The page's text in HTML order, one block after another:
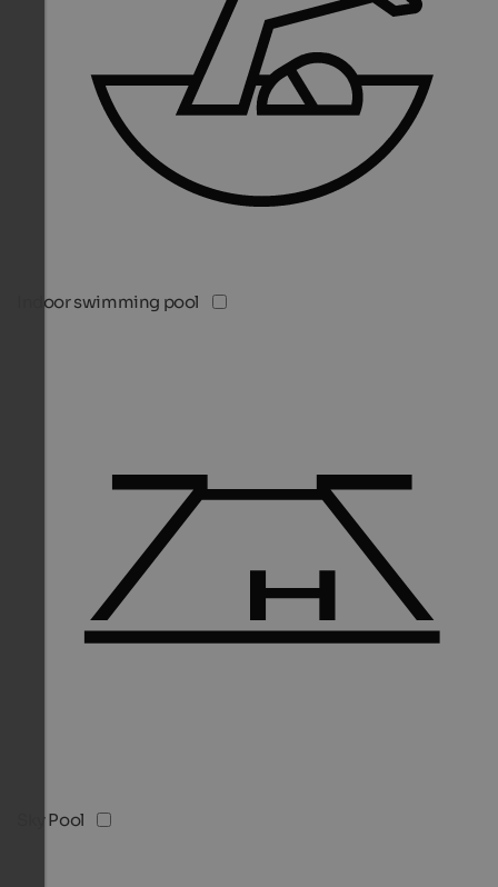
Indoor swimming pool
Sky Pool